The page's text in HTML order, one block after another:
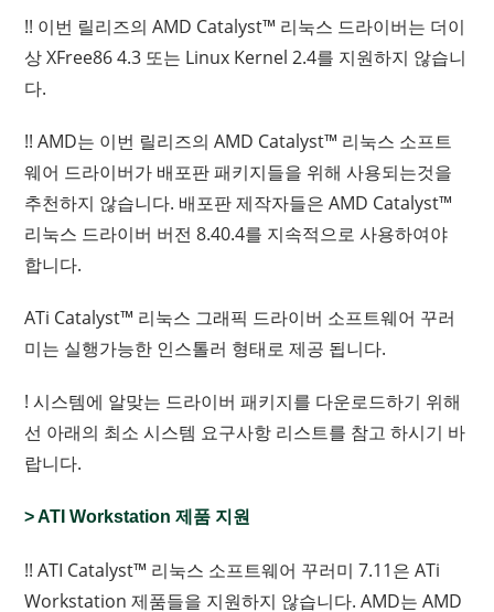
!! 이번 릴리즈의 AMD Catalyst™ 리눅스 드라이버는 더이
상 XFree86 4.3 또는 Linux Kernel 2.4를 지원하지 않습니
다.
!! AMD는 이번 릴리즈의 AMD Catalyst™ 리눅스 소프트
웨어 드라이버가 배포판 패키지들을 위해 사용되는것을
추천하지 않습니다. 배포판 제작자들은 AMD Catalyst™
리눅스 드라이버 버전 8.40.4를 지속적으로 사용하여야
합니다.
ATi Catalyst™ 리눅스 그래픽 드라이버 소프트웨어 꾸러
미는 실행가능한 인스톨러 형태로 제공 됩니다.
! 시스템에 알맞는 드라이버 패키지를 다운로드하기 위해
선 아래의 최소 시스템 요구사항 리스트를 참고 하시기 바
랍니다.
> ATI Workstation 제품 지원
!! ATI Catalyst™ 리눅스 소프트웨어 꾸러미 7.11은 ATi
Workstation 제품들을 지원하지 않습니다. AMD는 AMD